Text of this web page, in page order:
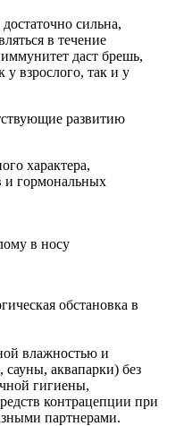
сильна,
в течение
даст брешь,
у взрослого, так и у
развитию
характера,
и гормональных
обстановка в
влажностью и
сауны, аквапарки) без
гигиены,
контрацепции при
партнерами.